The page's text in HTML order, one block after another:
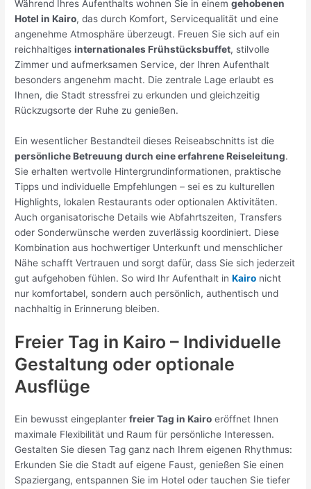
Während Ihres Aufenthalts wohnen Sie in einemgehobenen
Hotel in Kairo, das durch Komfort, Servicequalität und eine
angenehme Atmosphäre überzeugt. Freuen Sie sich auf ein
reichhaltigesinternationales Frühstücksbuffet, stilvolle
Zimmer und aufmerksamen Service, der Ihren Aufenthalt
besonders angenehm macht. Die zentrale Lage erlaubt es
Ihnen, die Stadt stressfrei zu erkunden und gleichzeitig
Rückzugsorte der Ruhe zu genießen.
Ein wesentlicher Bestandteil dieses Reiseabschnitts ist die
persönliche Betreuung durch eine erfahrene Reiseleitung.
Sie erhalten wertvolle Hintergrundinformationen, praktische
Tipps und individuelle Empfehlungen – sei es zu kulturellen
Highlights, lokalen Restaurants oder optionalen Aktivitäten.
Auch organisatorische Details wie Abfahrtszeiten, Transfers
oder Sonderwünsche werden zuverlässig koordiniert. Diese
Kombination aus hochwertiger Unterkunft und menschlicher
Nähe schafft Vertrauen und sorgt dafür, dass Sie sich jederzeit
gut aufgehoben fühlen. So wird Ihr Aufenthalt inKairo nicht
nur komfortabel, sondern auch persönlich, authentisch und
nachhaltig in Erinnerung bleiben.
Freier Tag in Kairo – Individuelle
Gestaltung oder optionale
Ausflüge
Ein bewusst eingeplanterfreier Tag in Kairo eröffnet Ihnen
maximale Flexibilität und Raum für persönliche Interessen.
Gestalten Sie diesen Tag ganz nach Ihrem eigenen Rhythmus:
Erkunden Sie die Stadt auf eigene Faust, genießen Sie einen
Spaziergang, entspannen Sie im Hotel oder tauchen Sie tiefer